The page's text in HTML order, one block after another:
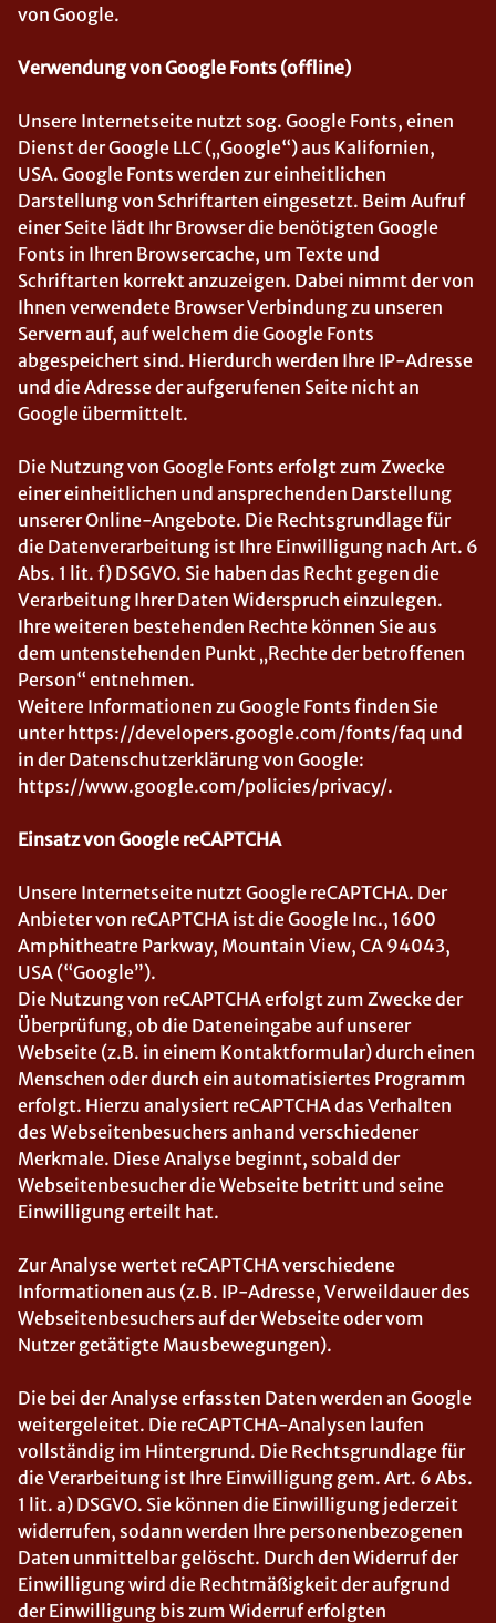
von Google.
Verwendung von Google Fonts (offline)
Unsere Internetseite nutzt sog. Google Fonts, einen
Dienst der Google LLC („Google“) aus Kalifornien,
USA. Google Fonts werden zur einheitlichen
Darstellung von Schriftarten eingesetzt. Beim Aufruf
einer Seite lädt Ihr Browser die benötigten Google
Fonts in Ihren Browsercache, um Texte und
Schriftarten korrekt anzuzeigen. Dabei nimmt der von
Ihnen verwendete Browser Verbindung zu unseren
Servern auf, auf welchem die Google Fonts
abgespeichert sind. Hierdurch werden Ihre IP-Adresse
und die Adresse der aufgerufenen Seite nicht an
Google übermittelt.
Die Nutzung von Google Fonts erfolgt zum Zwecke
einer einheitlichen und ansprechenden Darstellung
unserer Online-Angebote. Die Rechtsgrundlage für
die Datenverarbeitung ist Ihre Einwilligung nach Art. 6
Abs. 1 lit. f) DSGVO. Sie haben das Recht gegen die
Verarbeitung Ihrer Daten Widerspruch einzulegen.
Ihre weiteren bestehenden Rechte können Sie aus
dem untenstehenden Punkt „Rechte der betroffenen
Person“ entnehmen.
Weitere Informationen zu Google Fonts finden Sie
unter https://developers.google.com/fonts/faq und
in der Datenschutzerklärung von Google:
https://www.google.com/policies/privacy/.
Einsatz von Google reCAPTCHA
Unsere Internetseite nutzt Google reCAPTCHA. Der
Anbieter von reCAPTCHA ist die Google Inc., 1600
Amphitheatre Parkway, Mountain View, CA 94043,
USA (“Google”).
Die Nutzung von reCAPTCHA erfolgt zum Zwecke der
Überprüfung, ob die Dateneingabe auf unserer
Webseite (z.B. in einem Kontaktformular) durch einen
Menschen oder durch ein automatisiertes Programm
erfolgt. Hierzu analysiert reCAPTCHA das Verhalten
des Webseitenbesuchers anhand verschiedener
Merkmale. Diese Analyse beginnt, sobald der
Webseitenbesucher die Webseite betritt und seine
Einwilligung erteilt hat.
Zur Analyse wertet reCAPTCHA verschiedene
Informationen aus (z.B. IP-Adresse, Verweildauer des
Webseitenbesuchers auf der Webseite oder vom
Nutzer getätigte Mausbewegungen).
Die bei der Analyse erfassten Daten werden an Google
weitergeleitet. Die reCAPTCHA-Analysen laufen
vollständig im Hintergrund. Die Rechtsgrundlage für
die Verarbeitung ist Ihre Einwilligung gem. Art. 6 Abs.
1 lit. a) DSGVO. Sie können die Einwilligung jederzeit
widerrufen, sodann werden Ihre personenbezogenen
Daten unmittelbar gelöscht. Durch den Widerruf der
Einwilligung wird die Rechtmäßigkeit der aufgrund
der Einwilligung bis zum Widerruf erfolgten